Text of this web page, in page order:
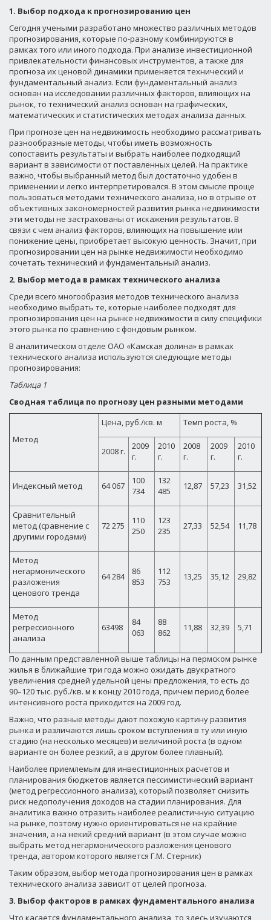
1. Выбор подхода к прогнозированию цен
Сегодня учеными разработано множество различных методов
прогнозирования, которые по-разному комбинируются в
рамках того или иного подхода. При анализе инвестиционной
привлекательности финансовых инструментов, а также для
прогноза их ценовой динамики применяется технический и
фундаментальный анализ. Если фундаментальный анализ
основан на исследовании различных факторов, влияющих на
рынок, то технический анализ основан на графических,
математических и статистических методах анализа данных.
При прогнозе цен на недвижимость необходимо рассматривать
разнообразные методы, чтобы иметь возможность
сопоставить результаты и выбрать наиболее подходящий
вариант в зависимости от поставленных целей. На практике
важно, чтобы выбранный метод был достаточно удобен в
применении и легко интерпретировался. В этом смысле проще
пользоваться методами технического анализа, но в отрыве от
объективных закономерностей развития рынка недвижимости
эти методы не застрахованы от искажения результатов. В
связи с чем анализ факторов, влияющих на повышение или
понижение цены, приобретает высокую ценность. Значит, при
прогнозировании цен на рынке недвижимости необходимо
сочетать технический и фундаментальный анализ.
2. Выбор метода в рамках технического анализа
Среди всего многообразия методов технического анализа
необходимо выбрать те, которые наиболее подходят для
прогнозирования цен на рынке недвижимости в силу специфики
этого рынка по сравнению с фондовым рынком.
В аналитическом отделе ОАО «Камская долина» в рамках
технического анализа используются следующие методы
прогнозирования:
Таблица 1
Сводная таблица по прогнозу цен разными методами
Метод
Цена, руб./кв. м Темп роста, %
2008 г.
2009
г.
2010
г.
2008
г.
2009
г.
2010
г.
Индексный метод 64 067
100
734
132
485
12,87 57,23 31,52
Сравнительный
метод (сравнение с
другими городами)
72 275
110
250
123
235
27,33 52,54 11,78
Метод
негармонического
разложения
ценового тренда
64 284
86
853
112
753
13,25 35,12 29,82
Метод
регрессионного
анализа
63498
84
063
88
862
11,88 32,39 5,71
По данным представленной выше таблицы на пермском рынке
жилья в ближайшие три года можно ожидать двукратного
увеличения средней удельной цены предложения, то есть до
90–120 тыс. руб./кв. м к концу 2010 года, причем период более
интенсивного роста приходится на 2009 год.
Важно, что разные методы дают похожую картину развития
рынка и различаются лишь сроком вступления в ту или иную
стадию (на несколько месяцев) и величиной роста (в одном
варианте он более резкий, а в другом более плавный).
Наиболее приемлемым для инвестиционных расчетов и
планирования бюджетов является пессимистический вариант
(метод регрессионного анализа), который позволяет снизить
риск недополучения доходов на стадии планирования. Для
аналитика важно отразить наиболее реалистичную ситуацию
на рынке, поэтому нужно ориентироваться не на крайние
значения, а на некий средний вариант (в этом случае можно
выбрать метод негармонического разложения ценового
тренда, автором которого является Г.М. Стерник)
Таким образом, выбор метода прогнозирования цен в рамках
технического анализа зависит от целей прогноза.
3. Выбор факторов в рамках фундаментального анализа
Что касается фундаментального анализа, то здесь изучаются